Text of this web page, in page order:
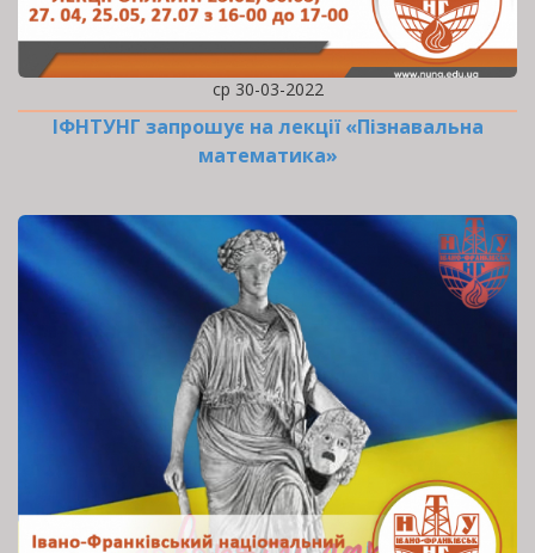
ср 30-03-2022
ІФНТУНГ запрошує на лекції «Пізнавальна
математика»